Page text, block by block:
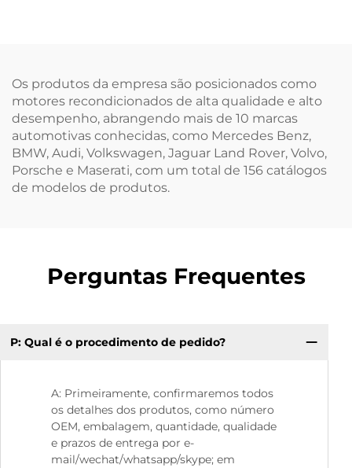
Os produtos da empresa são posicionados como
motores recondicionados de alta qualidade e alto
desempenho, abrangendo mais de 10 marcas
automotivas conhecidas, como Mercedes Benz,
BMW, Audi, Volkswagen, Jaguar Land Rover, Volvo,
Porsche e Maserati, com um total de 156 catálogos
de modelos de produtos.
Perguntas Frequentes
P: Qual é o procedimento de pedido?
A: Primeiramente, confirmaremos todos
os detalhes dos produtos, como número
OEM, embalagem, quantidade, qualidade
e prazos de entrega por e-
mail/wechat/whatsapp/skype; em